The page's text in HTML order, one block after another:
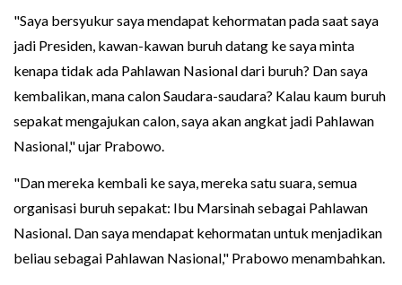
"Saya bersyukur saya mendapat kehormatan pada saat saya
jadi Presiden, kawan-kawan buruh datang ke saya minta
kenapa tidak ada Pahlawan Nasional dari buruh? Dan saya
kembalikan, mana calon Saudara-saudara? Kalau kaum buruh
sepakat mengajukan calon, saya akan angkat jadi Pahlawan
Nasional," ujar Prabowo.
"Dan mereka kembali ke saya, mereka satu suara, semua
organisasi buruh sepakat: Ibu Marsinah sebagai Pahlawan
Nasional. Dan saya mendapat kehormatan untuk menjadikan
beliau sebagai Pahlawan Nasional," Prabowo menambahkan.